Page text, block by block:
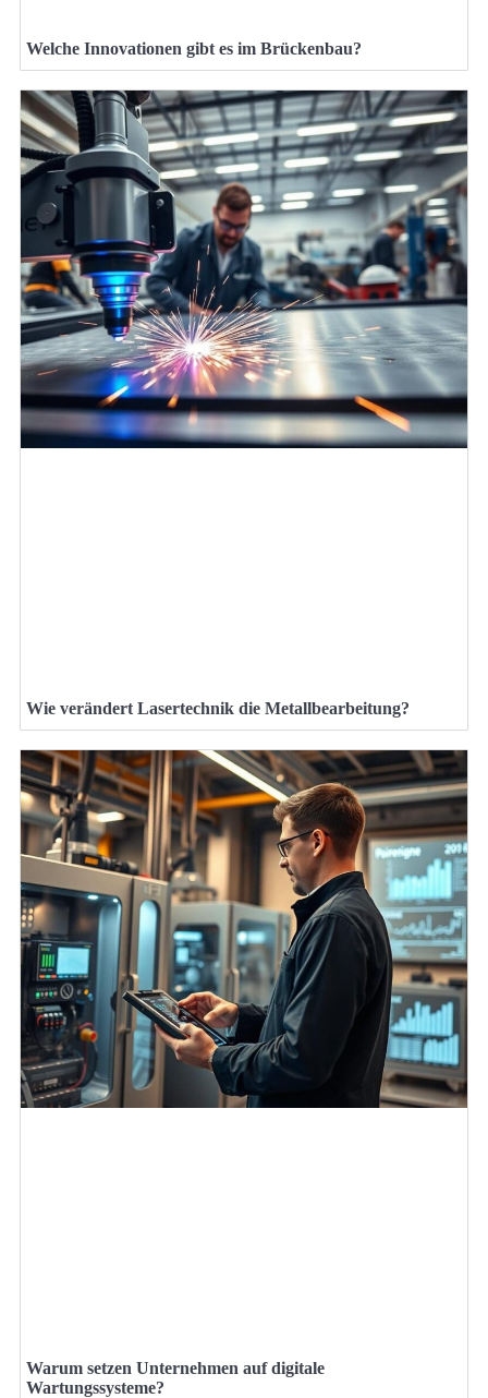
Welche Innovationen gibt es im Brückenbau?
Wie verändert Lasertechnik die Metallbearbeitung?
Warum setzen Unternehmen auf digitale
Wartungssysteme?